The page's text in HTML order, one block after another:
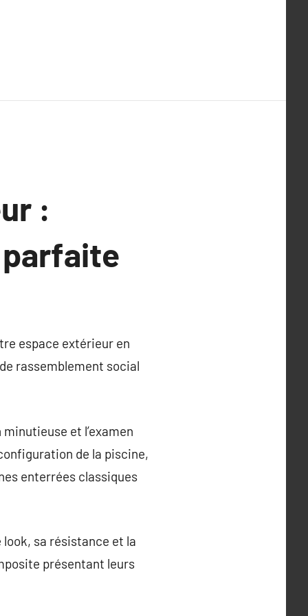
:
espace extérieur en
rassemblement social
et l’examen
de la piscine,
enterrées classiques
sa résistance et la
présentant leurs